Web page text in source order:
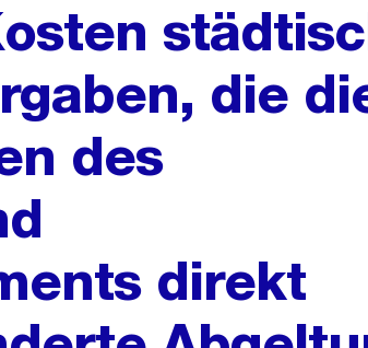
die
des
direkt